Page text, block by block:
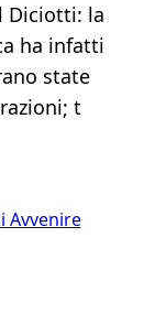
Diciotti: la
ha infatti
state
t
Avvenire